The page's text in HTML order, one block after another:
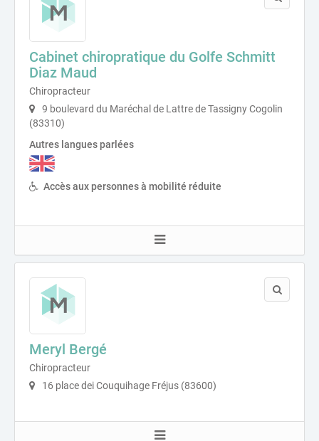
Cabinet chiropratique du Golfe Schmitt
Diaz Maud
Chiropracteur
9 boulevard du Maréchal de Lattre de Tassigny Cogolin
(83310)
Autres langues parlées
Accès aux personnes à mobilité réduite
Meryl Bergé
Chiropracteur
16 place dei Couquihage Fréjus (83600)